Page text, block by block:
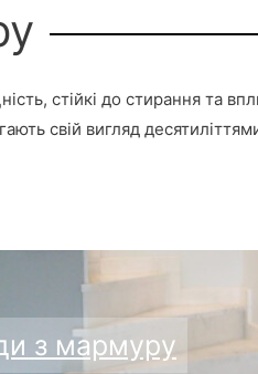
стійкі до стирання та
свій вигляд
з мармуру